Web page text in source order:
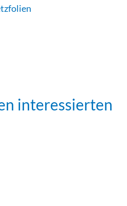
interessierten